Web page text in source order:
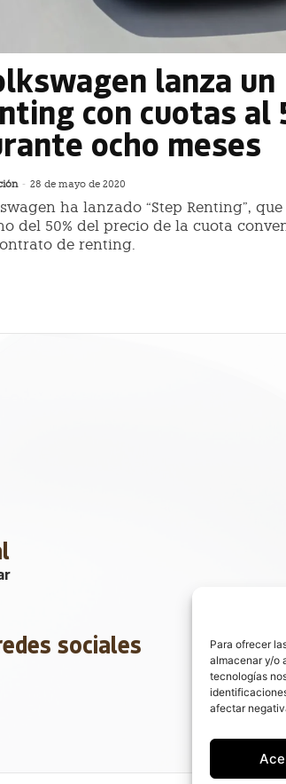
Para ofrecer
almacenar y/o
tecnologías
afectar
lanza un
con cuotas al
ocho meses
- 28 de mayo de 2020
ha lanzado “Step Renting”,
del 50% del precio de la cuota
de renting.
sociales